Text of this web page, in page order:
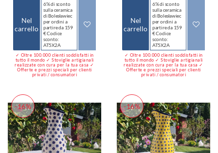
Nel
carrello
6% di sconto
sulla ceramica
di Bolesławiec
per ordini a
partire da 159
€ Codice
sconto:
AT5X2A
✓ Oltre 100.000 clienti soddisfatti in
tutto il mondo ✓ Stoviglie artigianali
realizzate con cura per la tua casa ✓
Offerte e prezzi speciali per clienti
privati / consumatori
Nel
carrello
6% di sconto
sulla ceramica
di Bolesławiec
per ordini a
partire da 159
€ Codice
sconto:
AT5X2A
✓ Oltre 100.000 clienti soddisfatti in
tutto il mondo ✓ Stoviglie artigianali
realizzate con cura per la tua casa ✓
Offerte e prezzi speciali per clienti
privati / consumatori
-16% -16%